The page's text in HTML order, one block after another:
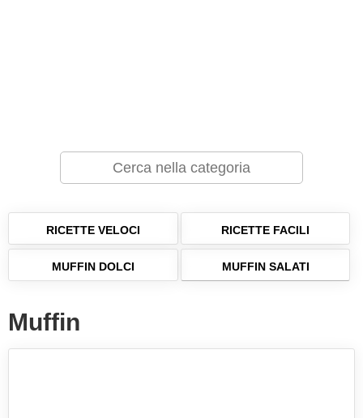
RICETTE VELOCI RICETTE FACILI
MUFFIN DOLCI MUFFIN SALATI
Muffin